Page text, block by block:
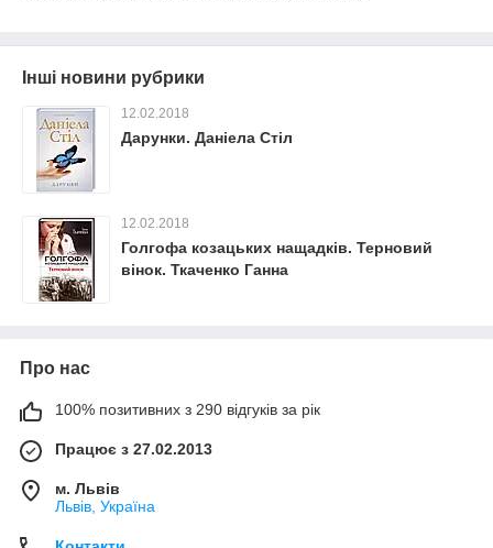
Інші новини рубрики
12.02.2018
Дарунки. Даніела Стіл
12.02.2018
Голгофа козацьких нащадків. Терновий
вінок. Ткаченко Ганна
Про нас
100% позитивних з 290 відгуків за рік
Працює з 27.02.2013
м. Львів
Львів, Україна